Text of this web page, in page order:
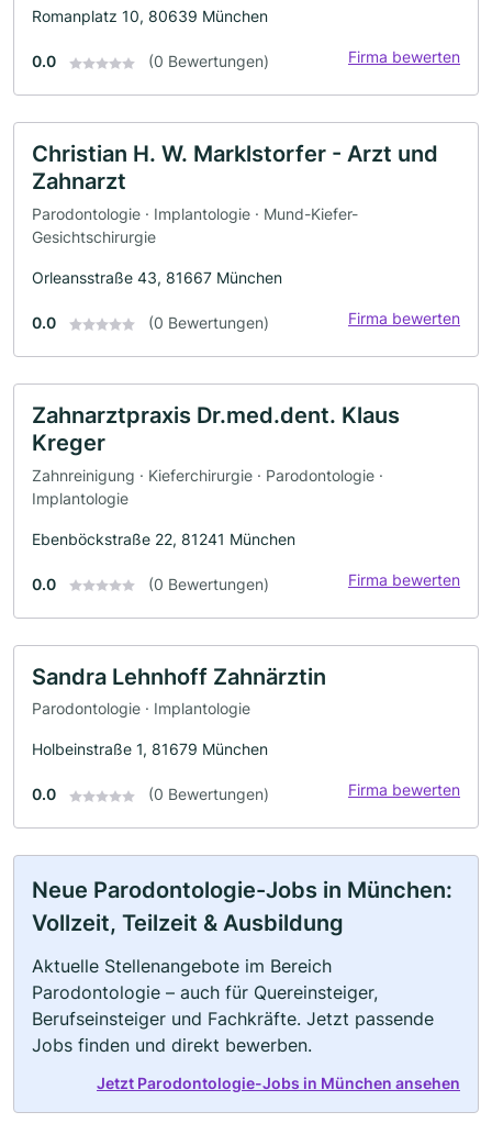
Romanplatz 10, 80639 München
0.0 (0 Bewertungen) Firma bewerten
Christian H. W. Marklstorfer - Arzt und
Zahnarzt
Parodontologie · Implantologie · Mund-Kiefer-
Gesichtschirurgie
Orleansstraße 43, 81667 München
0.0 (0 Bewertungen) Firma bewerten
Zahnarztpraxis Dr.med.dent. Klaus
Kreger
Zahnreinigung · Kieferchirurgie · Parodontologie ·
Implantologie
Ebenböckstraße 22, 81241 München
0.0 (0 Bewertungen) Firma bewerten
Sandra Lehnhoff Zahnärztin
Parodontologie · Implantologie
Holbeinstraße 1, 81679 München
0.0 (0 Bewertungen) Firma bewerten
Neue Parodontologie-Jobs in München:
Vollzeit, Teilzeit & Ausbildung
Aktuelle Stellenangebote im Bereich
Parodontologie – auch für Quereinsteiger,
Berufseinsteiger und Fachkräfte. Jetzt passende
Jobs finden und direkt bewerben.
Jetzt Parodontologie-Jobs in München ansehen